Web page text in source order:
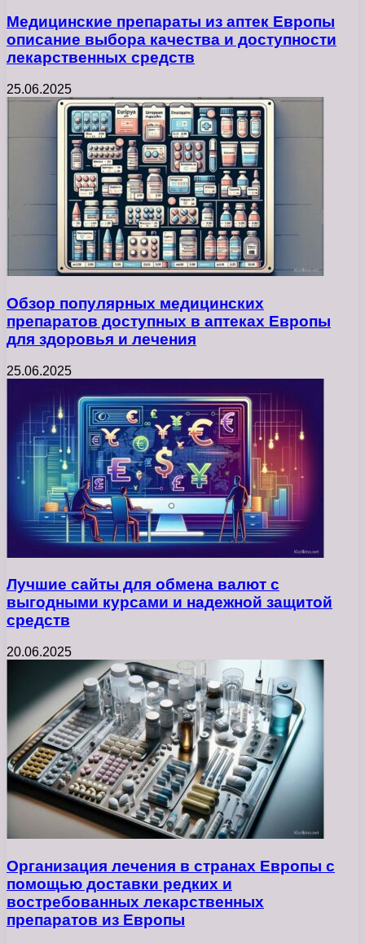
Медицинские препараты из аптек Европы
описание выбора качества и доступности
лекарственных средств
25.06.2025
Обзор популярных медицинских
препаратов доступных в аптеках Европы
для здоровья и лечения
25.06.2025
Лучшие сайты для обмена валют с
выгодными курсами и надежной защитой
средств
20.06.2025
Организация лечения в странах Европы с
помощью доставки редких и
востребованных лекарственных
препаратов из Европы